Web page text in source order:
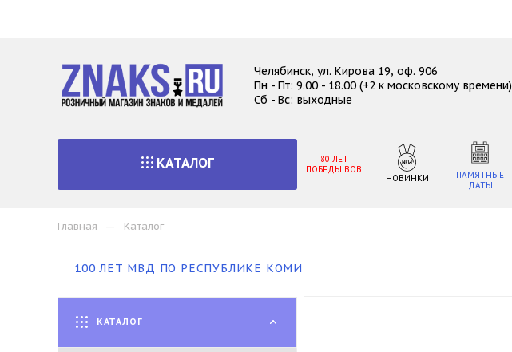
Челябинск, ул. Кирова 19, оф. 906
Пн - Пт: 9.00 - 18.00 (+2 к московскому времени)
Сб - Вс: выходные
КАТАЛОГ
80 ЛЕТ
ПОБЕДЫ ВОВ
НОВИНКИ
ПАМЯТНЫЕ
ДАТЫ
Главная — Каталог
100 ЛЕТ МВД ПО РЕСПУБЛИКЕ КОМИ
КАТАЛОГ